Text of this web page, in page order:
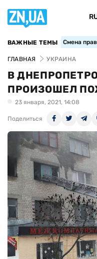
ВАЖНЫЕ ТЕМЫ Смена
ГЛАВНАЯ УКРАИНА
В
ПРОИЗОШЕЛ
23 января, 2021, 14:08
Поделиться